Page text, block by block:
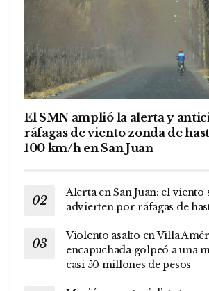
El SMN amplió la alerta y
ráfagas de viento zonda de
100 km/h en San Juan
Alerta en San Juan: el viento
advierten por ráfagas de
Violento asalto en Villa
encapuchada golpeó a una
casi 50 millones de pesos